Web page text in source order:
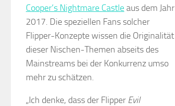
Cooper’s Nightmare Castleaus dem Jahr
2017. Die speziellen Fans solcher
Flipper-Konzepte wissen die Originalität
dieser Nischen-Themen abseits des
Mainstreams bei der Konkurrenz umso
mehr zu schätzen.
„Ich denke, dass der Flipper Evil